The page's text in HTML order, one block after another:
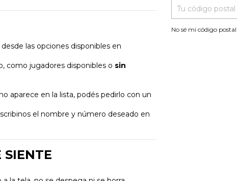
desde las opciones disponibles en
como jugadores disponibles o sin
aparece en la lista, podés pedirlo con un
el nombre y número deseado en
SIENTE
No sé mi código postal